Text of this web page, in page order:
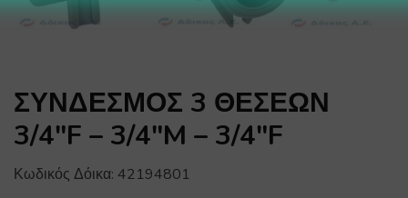
ΣΥΝΔΕΣΜΟΣ 3 ΘΕΣΕΩΝ
3/4″F – 3/4″M – 3/4″F
Κωδικός Δόικα: 42194801